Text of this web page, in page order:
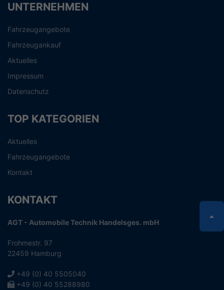
UNTERNEHMEN
Fahrzeugangebote
Fahrzeugankauf
Aktuelles
Impressum
Datenschutz
TOP KATEGORIEN
Aktuelles
Fahrzeugangebote
Kontakt
KONTAKT
AGT - Automobile Technik Handelsges. mbH
Frohmestr. 97
22459 Hamburg
+49 (0) 40 5505040
+49 (0) 40 55288980